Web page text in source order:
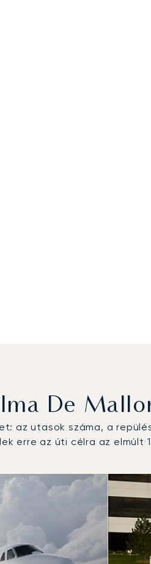
De
az utasok száma, a
az úti célra az elmúlt
alapján 2025-ben